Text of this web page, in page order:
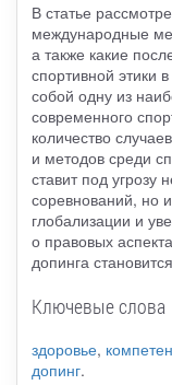
В статье
международные
а также какие
спортивной этики
собой одну из
современного
количество
и методов среди
ставит под угрозу
соревнований, но
глобализации и
о правовых
допинга
Ключевые слова
здоровье,
допинг.